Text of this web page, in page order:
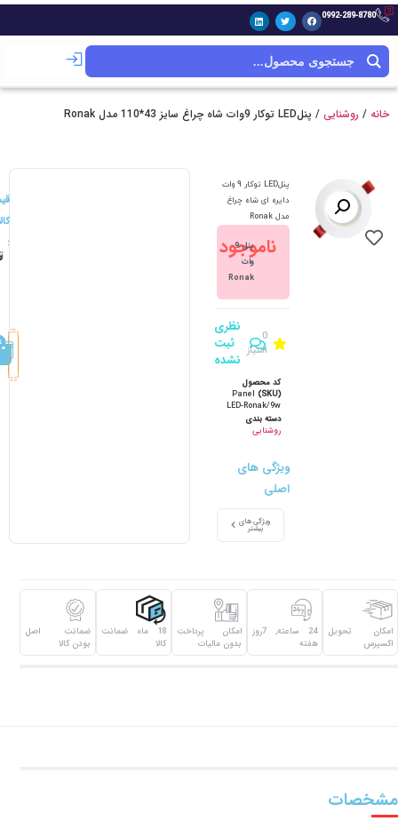
0992-289-8780
خانه / روشنایی / پنلLED توکار 9وات شاه چراغ سایز 43*110 مدل Ronak
پنلLED توکار 9 وات
دایره ای شاه چراغ
مدل Ronak
ناموجود
پنل 9
وات
Ronak
0
امتیاز
نظری
ثبت
نشده
کد محصول
(SKU)
Panel
LED-Ronak/9w
دسته بندی
روشنایی
ویژگی های
اصلی
ویژگی های
بیشتر
:
امکان تحویل
اکسپرس
24 ساعته, 7روز
هفته
امکان پرداخت
بدون مالیات
18 ماه ضمانت
کالا
ضمانت اصل
بودن کالا
مشخصات